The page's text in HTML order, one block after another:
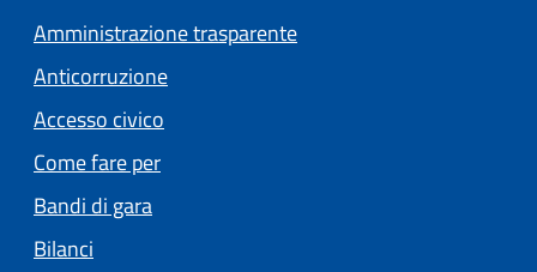
Amministrazione trasparente
Anticorruzione
Accesso civico
Come fare per
Bandi di gara
Bilanci